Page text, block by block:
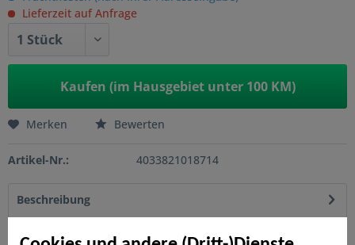
Lieferzeit auf Anfrage
Kaufen (im Hausgebiet unter 100 KM)
Merken Bewerten
Artikel-Nr.: 4033821018714
Beschreibung
Die Designaufsatzleiste ALU ist ein dekorativer Abschluss
für alle WEAVE Elemente. Passend für... mehr